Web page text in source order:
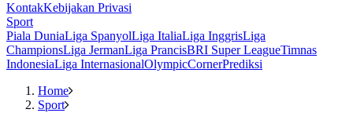
KontakKebijakan Privasi
Sport
Piala DuniaLiga SpanyolLiga ItaliaLiga InggrisLiga
ChampionsLiga JermanLiga PrancisBRI Super LeagueTimnas
IndonesiaLiga InternasionalOlympicCornerPrediksi
Home
Sport